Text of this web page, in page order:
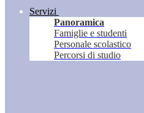
Servizi
Panoramica
Famiglie e studenti
Personale scolastico
Percorsi di studio